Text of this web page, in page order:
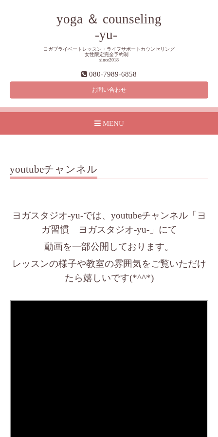
yoga ＆ counseling
-yu-
ヨガプライベートレッスン・ライフサポートカウンセリング
女性限定完全予約制
since2018
080-7989-6858
お問い合わせ
MENU
youtubeチャンネル
ヨガスタジオ-yu-では、youtubeチャンネル「ヨ
ガ習慣 ヨガスタジオ-yu-」にて
動画を一部公開しております。
レッスンの様子や教室の雰囲気をご覧いただけ
たら嬉しいです(*^^*)